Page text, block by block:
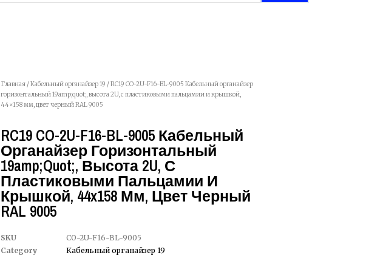
Главная /Кабельный органайзер 19 / RC19 CO-2U-F16-BL-9005 Кабельный органайзер
горизонтальный 19amp;quot;, высота 2U, с пластиковыми пальцамии и крышкой,
44×158 мм, цвет черный RAL 9005
RC19 CO-2U-F16-BL-9005 Кабельный
Органайзер Горизонтальный
19amp;quot;, Высота 2U, С
Пластиковыми Пальцамии И
Крышкой, 44x158 Мм, Цвет Черный
RAL 9005
SKU
CO-2U-F16-BL-9005
Category
Кабельный органайзер 19